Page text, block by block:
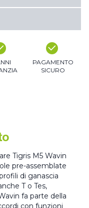
PAGAMENTO
SICURO
Tigris M5 Wavin
pre-assemblate
di ganascia
T o Tes,
fa parte della
con funzioni